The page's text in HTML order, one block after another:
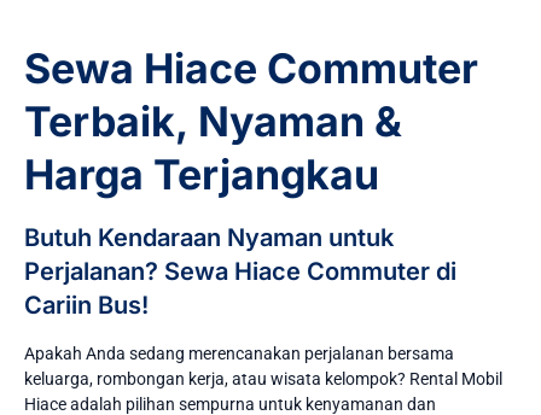
Sewa Hiace Commuter
Terbaik, Nyaman &
Harga Terjangkau
Butuh Kendaraan Nyaman untuk
Perjalanan? Sewa Hiace Commuter di
Cariin Bus!
Apakah Anda sedang merencanakan perjalanan bersama
keluarga, rombongan kerja, atau wisata kelompok? Rental Mobil
Hiace adalah pilihan sempurna untuk kenyamanan dan